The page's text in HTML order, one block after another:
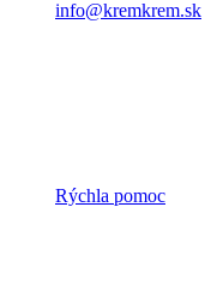
info@kremkrem.sk
Rýchla pomoc